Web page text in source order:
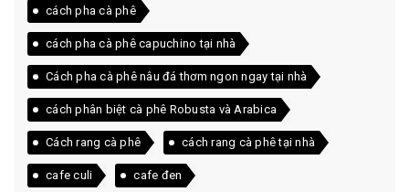
cách pha cà phê
cách pha cà phê capuchino tại nhà
Cách pha cà phê nâu đá thơm ngon ngay tại nhà
cách phân biệt cà phê Robusta và Arabica
Cách rang cà phê cách rang cà phê tại nhà
cafe culi cafe đen